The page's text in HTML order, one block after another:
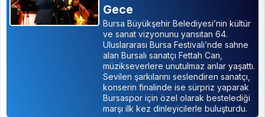
Gece
Bursa Büyükşehir Belediyesi’nin kültür
ve sanat vizyonunu yansıtan 64.
Uluslararası Bursa Festivali’nde sahne
alan Bursalı sanatçı Fettah Can,
müzikseverlere unutulmaz anlar yaşattı.
Sevilen şarkılarını seslendiren sanatçı,
konserin finalinde ise sürpriz yaparak
Bursaspor için özel olarak bestelediği
marşı ilk kez dinleyicilerle buluşturdu.